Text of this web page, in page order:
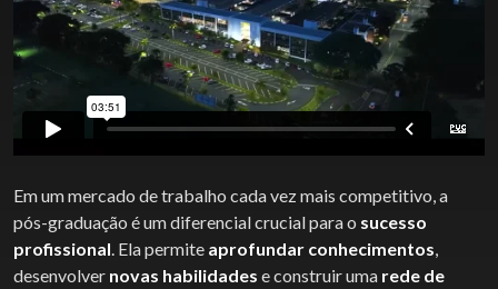
Em um mercado de trabalho cada vez mais competitivo, a
pós-graduação é um diferencial crucial para o sucesso
profissional. Ela permite aprofundar conhecimentos,
desenvolver novas habilidades e construir uma rede de